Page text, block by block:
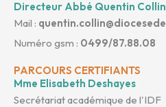
Directeur Abbé Quentin Collin
Mail :
Numéro gsm : 0499/87.88.08
PARCOURS CERTIFIANTS
Mme Elisabeth Deshayes
Secrétariat académique de l'IDF